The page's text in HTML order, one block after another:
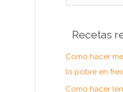
u
Recetas
Como hacer
lo pobre en
Como hacer